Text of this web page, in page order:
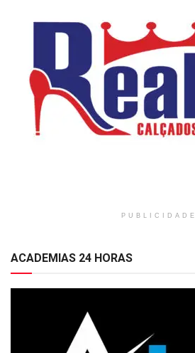
PUBLICIDADE
ACADEMIAS 24 HORAS